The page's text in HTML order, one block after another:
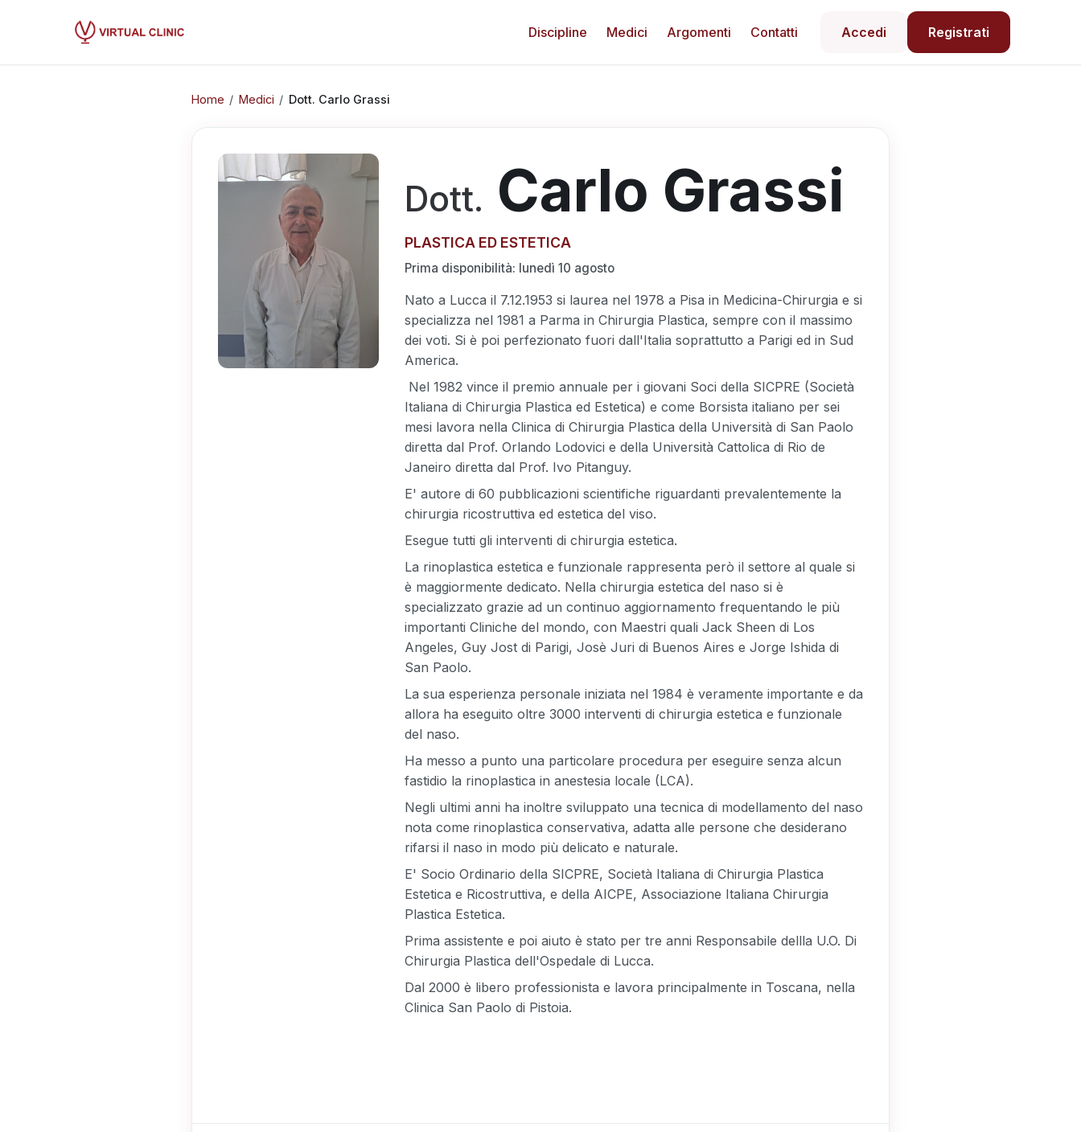
Discipline Medici Argomenti Contatti Accedi Registrati
Home / Medici / Dott. Carlo Grassi
Dott. Carlo Grassi
PLASTICA ED ESTETICA
Prima disponibilità: lunedì 10 agosto
Nato a Lucca il 7.12.1953 si laurea nel 1978 a Pisa in Medicina-Chirurgia e si
specializza nel 1981 a Parma in Chirurgia Plastica, sempre con il massimo
dei voti. Si è poi perfezionato fuori dall'Italia soprattutto a Parigi ed in Sud
America.
Nel 1982 vince il premio annuale per i giovani Soci della SICPRE (Società
Italiana di Chirurgia Plastica ed Estetica) e come Borsista italiano per sei
mesi lavora nella Clinica di Chirurgia Plastica della Università di San Paolo
diretta dal Prof. Orlando Lodovici e della Università Cattolica di Rio de
Janeiro diretta dal Prof. Ivo Pitanguy.
E' autore di 60 pubblicazioni scientifiche riguardanti prevalentemente la
chirurgia ricostruttiva ed estetica del viso.
Esegue tutti gli interventi di chirurgia estetica.
La rinoplastica estetica e funzionale rappresenta però il settore al quale si
è maggiormente dedicato. Nella chirurgia estetica del naso si è
specializzato grazie ad un continuo aggiornamento frequentando le più
importanti Cliniche del mondo, con Maestri quali Jack Sheen di Los
Angeles, Guy Jost di Parigi, Josè Juri di Buenos Aires e Jorge Ishida di
San Paolo.
La sua esperienza personale iniziata nel 1984 è veramente importante e da
allora ha eseguito oltre 3000 interventi di chirurgia estetica e funzionale
del naso.
Ha messo a punto una particolare procedura per eseguire senza alcun
fastidio la rinoplastica in anestesia locale (LCA).
Negli ultimi anni ha inoltre sviluppato una tecnica di modellamento del naso
nota come rinoplastica conservativa, adatta alle persone che desiderano
rifarsi il naso in modo più delicato e naturale.
E' Socio Ordinario della SICPRE, Società Italiana di Chirurgia Plastica
Estetica e Ricostruttiva, e della AICPE, Associazione Italiana Chirurgia
Plastica Estetica.
Prima assistente e poi aiuto è stato per tre anni Responsabile dellla U.O. Di
Chirurgia Plastica dell'Ospedale di Lucca.
Dal 2000 è libero professionista e lavora principalmente in Toscana, nella
Clinica San Paolo di Pistoia.